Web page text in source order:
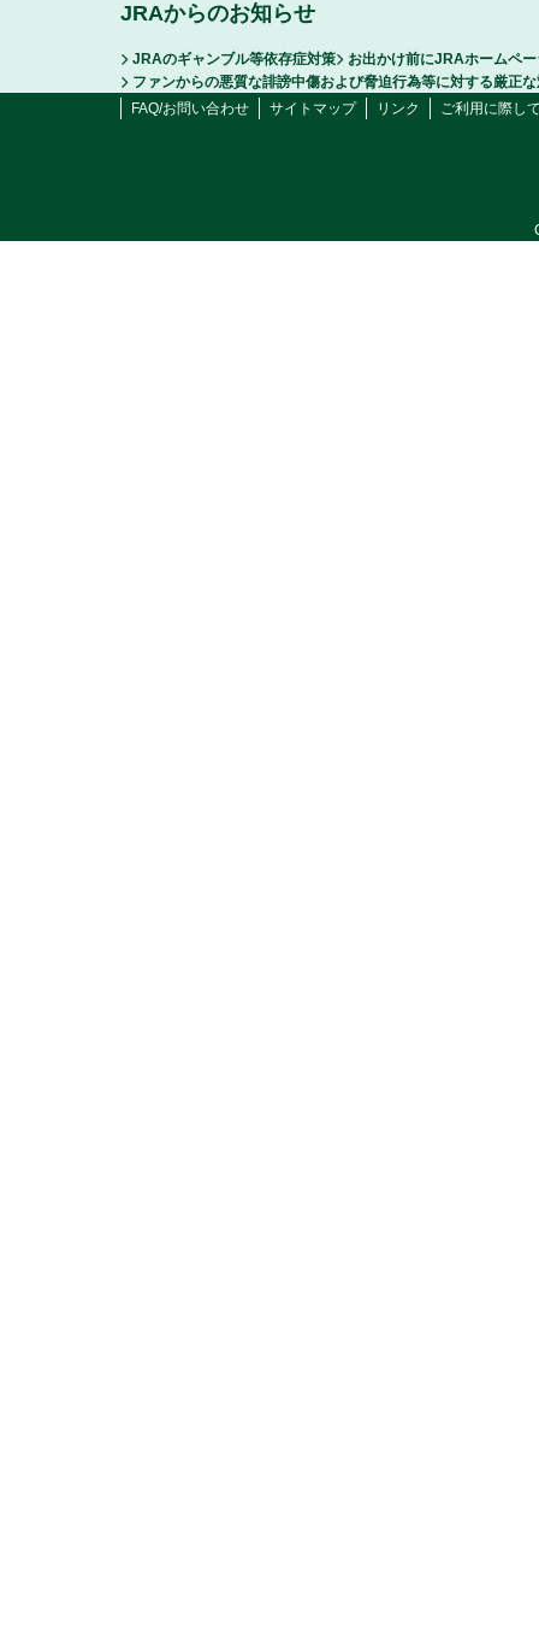
JRAからのお知らせ
JRAのギャンブル等依存症対策
お出かけ前にJRAホームペ
ファンからの悪質な誹謗中傷および脅迫行為等に対する厳正
FAQ/お問い合わせ
サイトマップ リンク ご利用に際し